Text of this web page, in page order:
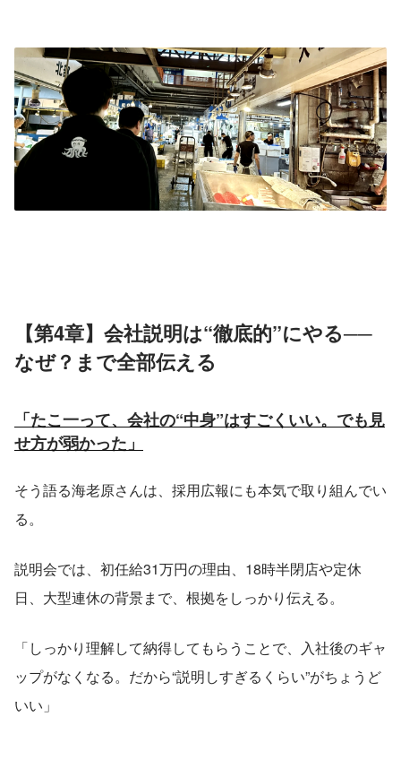
【第4章】会社説明は“徹底的”にやる──
なぜ？まで全部伝える
「たこ一って、会社の“中身”はすごくいい。でも見
せ方が弱かった」
そう語る海老原さんは、採用広報にも本気で取り組んでい
る。
説明会では、初任給31万円の理由、18時半閉店や定休
日、大型連休の背景まで、根拠をしっかり伝える。
「しっかり理解して納得してもらうことで、入社後のギャ
ップがなくなる。だから“説明しすぎるくらい”がちょうど
いい」